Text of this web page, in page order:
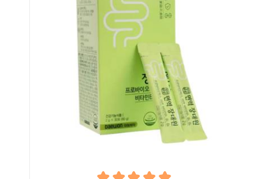
hoặc không có oxy. Nhu cầu dinh dưỡng bao
gồm: pyridoxamine phosphate, axit thymidine,
, histidine và serine peptide kích thích sự
phát triển của chúng.
Lactobacillus bulgaricus
Axit Pantothenic và niacin.
2.2 Đặc điểm sinh thái
Chúng sống ở môi trường sống giàu dinh dưỡng
trong sữa, pho mát, men, ngũ cốc nghiền, ruột